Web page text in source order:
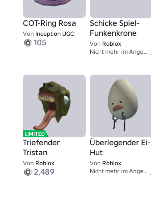
COT-Ring Rosa
Von Inception UGC
105
Schicke Spiel-
Funkenkrone
Von Roblox
Nicht mehr im Angebot
Triefender
Tristan
Von Roblox
2,489
Überlegender Ei-
Hut
Von Roblox
Nicht mehr im Angebot